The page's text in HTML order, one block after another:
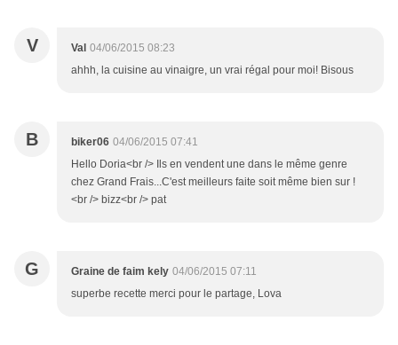
V Val 04/06/2015 08:23
ahhh, la cuisine au vinaigre, un vrai régal pour moi! Bisous
B biker06 04/06/2015 07:41
Hello Doria<br /> Ils en vendent une dans le même genre
chez Grand Frais...C'est meilleurs faite soit même bien sur !
<br /> bizz<br /> pat
G Graine de faim kely 04/06/2015 07:11
superbe recette merci pour le partage, Lova